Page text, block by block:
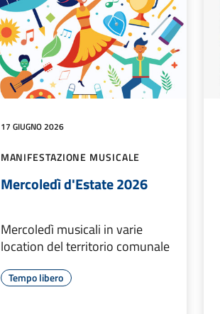
17 GIUGNO 2026
MANIFESTAZIONE MUSICALE
Mercoledì d'Estate 2026
Mercoledì musicali in varie
location del territorio comunale
Tempo libero